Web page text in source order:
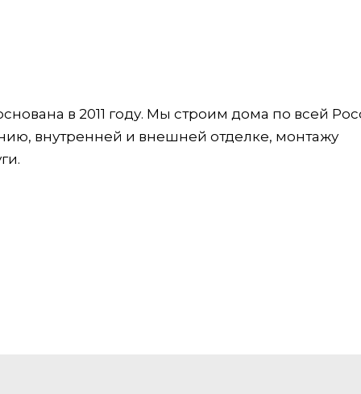
в 2011 году. Мы строим дома по всей
внутренней и внешней отделке, монтажу